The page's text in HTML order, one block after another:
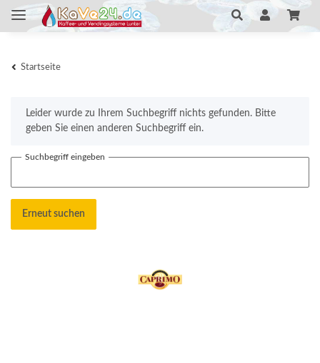
Startseite
Leider wurde zu Ihrem Suchbegriff nichts gefunden. Bitte
geben Sie einen anderen Suchbegriff ein.
Suchbegriff eingeben
Erneut suchen